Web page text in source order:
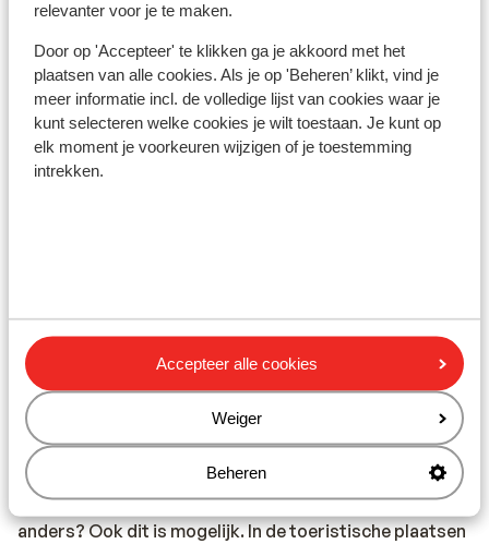
relevanter voor je te maken.
Door op 'Accepteer' te klikken ga je akkoord met het
plaatsen van alle cookies. Als je op 'Beheren’ klikt, vind je
meer informatie incl. de volledige lijst van cookies waar je
kunt selecteren welke cookies je wilt toestaan. Je kunt op
elk moment je voorkeuren wijzigen of je toestemming
intrekken.
Accepteer alle cookies
Weiger
Beheren
Vaccinatie:
Voor actuele informatie betreffende vaccinaties en
andere gegevens over gezondheid en reizen vind je op
de site van LCR: https://www.lcr.nl/.
Eten & drinken:
Houd je van lekker eten? In Griekenland ben je aan het
juiste adres. De Griekse keuken is divers. In de Griekse
restaurants vind je zowel vlees- als visgerechten, maar
ook smaakvolle vegetarische gerechten. Denk maar
aan Gyros, Mousaka, Calamaris en Tzatziki. Trek in wat
anders? Ook dit is mogelijk. In de toeristische plaatsen